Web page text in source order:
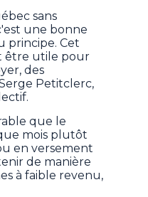
sans
une bonne
principe. Cet
être utile pour
des
Petitclerc,
que le
mois plutôt
en versement
de manière
à faible revenu,